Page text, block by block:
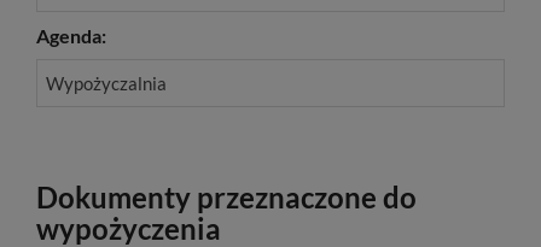
Agenda:
Wypożyczalnia
Dokumenty przeznaczone do
wypożyczenia